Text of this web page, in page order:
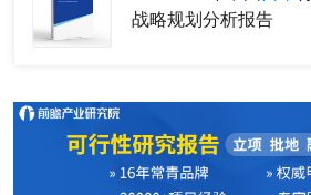
战略规划分析报告